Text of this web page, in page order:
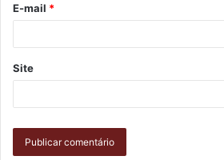
Tiago valorizou o pioneirismo da
E-mail *
Site